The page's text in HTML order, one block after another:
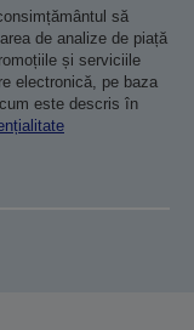
să
de analize de piață
și serviciile
electronică, pe baza
este descris în